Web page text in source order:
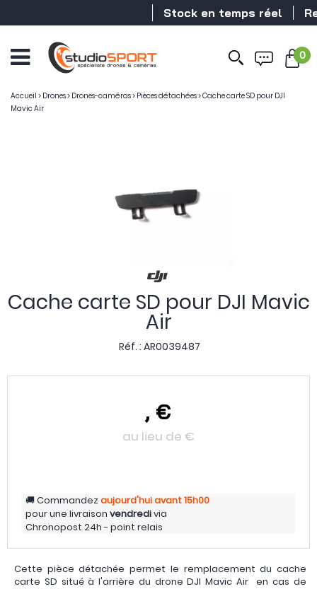
Stock en temps réel
menu
0
Accueil > Drones> Drones-caméras> Pièces détachées>Cache carte SD pour DJI
Mavic Air
Cache carte SD pour DJI Mavic
Air
Réf. : AR0039487
, €
au lieu de €
Commandezaujourd'huiavant 15h00
pour une livraison vendredivia
Chronopost 24h - point relais
Cette pièce détachée permet le remplacement du cache
carte SD situé à l'arrière du drone DJI Mavic Air en cas de